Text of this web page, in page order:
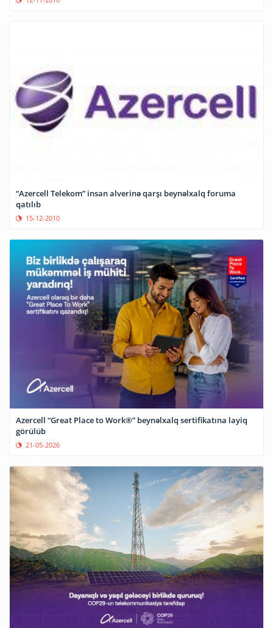
“Azercell Telekom” insan alverinə qarşı beynəlxalq foruma
qatılıb
15-12-2010
Azercell “Great Place to Work®” beynəlxalq sertifikatına layiq
görülüb
21-05-2026